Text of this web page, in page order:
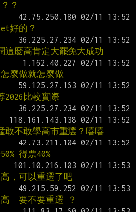
？
好的？
這麼高肯定大罷免大成功
麼做就怎麼做
2026比較實際
敢不敢學高市重選？嘻嘻
得票40%
，可以重選了吧
要不要重選 ？